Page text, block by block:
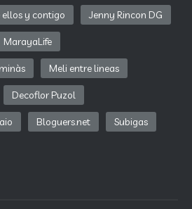
ellos y contigo Jenny Rincon DG
MarayaLife
Meli entre lineas
Decoflor Puzol
Bloguers.net Subigas